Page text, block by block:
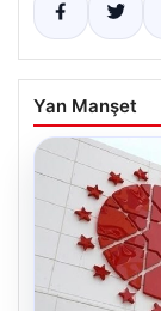
Yan Manşet